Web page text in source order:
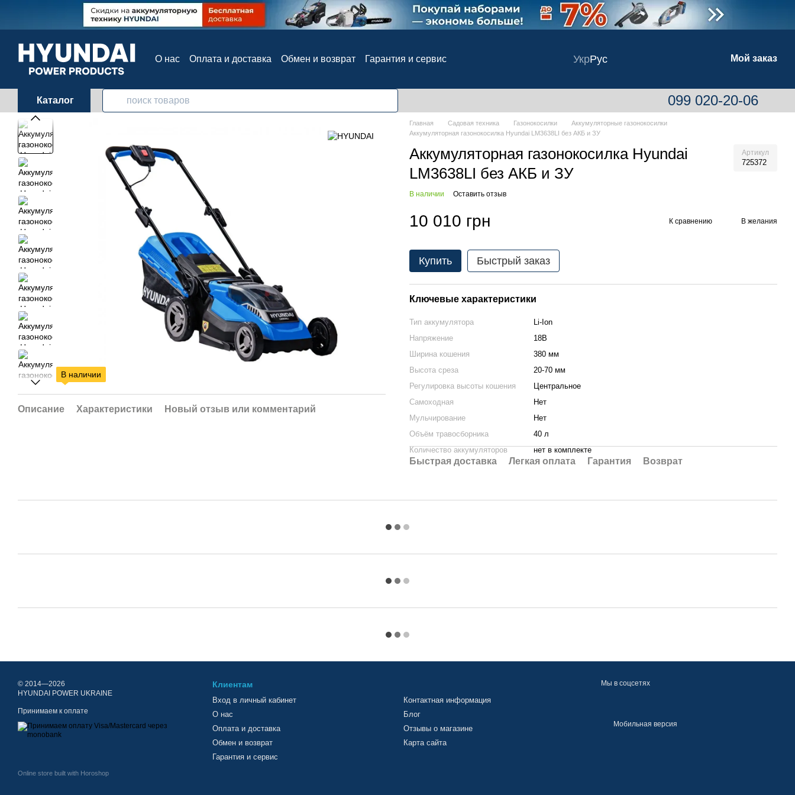
Перейти к основному контенту
О нас Оплата и доставка Обмен и возврат
Гарантия и сервис
УкрРус Мой заказ
Каталог 099 020-20-06
В наличии
Описание Характеристики Новый отзыв или комментарий
Главная Садовая техника Газонокосилки
Аккумуляторные газонокосилки
Аккумуляторная газонокосилка Hyundai LM3638LI без АКБ и ЗУ
Аккумуляторная газонокосилка Hyundai
LM3638LI без АКБ и ЗУ
Артикул
725372
В наличии Оставить отзыв
10 010 грн К сравнению В желания
Купить Быстрый заказ
Ключевые характеристики
Тип аккумулятора
Li-Ion
Напряжение
18В
Ширина кошения
380 мм
Высота среза
20-70 мм
Регулировка высоты кошения
Центральное
Самоходная
Нет
Мульчирование
Нет
Объём травосборника
40 л
Количество аккумуляторов
нет в комплекте
Быстрая доставка Легкая оплата Гарантия Возврат
© 2014—2026
HYUNDAI POWER UKRAINE
Принимаем к оплате
Online store built with Horoshop
Клиентам
Вход в личный кабинет
О нас
Оплата и доставка
Обмен и возврат
Гарантия и сервис
Контактная информация
Блог
Отзывы о магазине
Карта сайта
Мы в соцсетях
Мобильная версия